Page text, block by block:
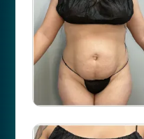
Número de caso44235